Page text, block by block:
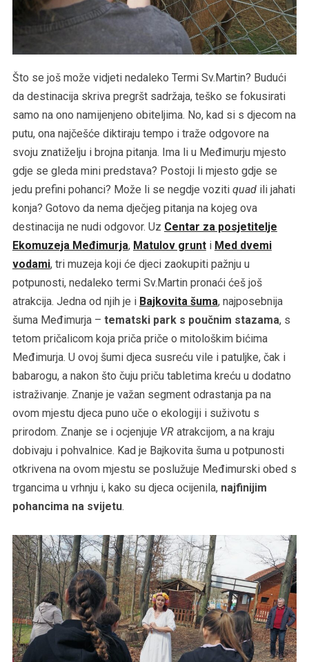
Što se još može vidjeti nedaleko Termi Sv.Martin? Budući
da destinacija skriva pregršt sadržaja, teško se fokusirati
samo na ono namijenjeno obiteljima. No, kad si s djecom na
putu, ona najčešće diktiraju tempo i traže odgovore na
svoju znatiželju i brojna pitanja. Ima li u Međimurju mjesto
gdje se gleda mini predstava? Postoji li mjesto gdje se
jedu prefini pohanci? Može li se negdje voziti quadili jahati
konja? Gotovo da nema dječjeg pitanja na kojeg ova
destinacija ne nudi odgovor. Uz Centar za posjetitelje
Ekomuzeja Međimurja, Matulov grunti Med dvemi
vodami, tri muzeja koji će djeci zaokupiti pažnju u
potpunosti, nedaleko termi Sv.Martin pronaći ćeš još
atrakcija. Jedna od njih je i Bajkovita šuma, najposebnija
šuma Međimurja – tematski park s poučnim stazama, s
tetom pričalicom koja priča priče o mitološkim bićima
Međimurja. U ovoj šumi djeca susreću vile i patuljke, čak i
babarogu, a nakon što čuju priču tabletima kreću u dodatno
istraživanje. Znanje je važan segment odrastanja pa na
ovom mjestu djeca puno uče o ekologiji i suživotu s
prirodom. Znanje se i ocjenjuje VRatrakcijom, a na kraju
dobivaju i pohvalnice. Kad je Bajkovita šuma u potpunosti
otkrivena na ovom mjestu se poslužuje Međimurski obed s
trgancima u vrhnju i, kako su djeca ocijenila, najfinijim
pohancima na svijetu.